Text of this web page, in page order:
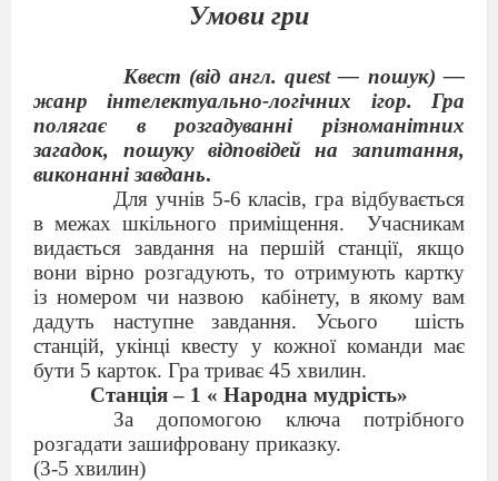
Умови гри
Квест (від англ. quest — пошук) —
жанр інтелектуально-логічних ігор. Гра
полягає в розгадуванні різноманітних
загадок, пошуку відповідей на запитання,
виконанні завдань.
Для учнів 5-6 класів, гра відбувається
в межах шкільного приміщення.
Учасникам
видається завдання на першій станції, якщо
вони вірно розгадують, то отримують картку
із номером чи назвою
кабінету, в якому вам
дадуть наступне завдання. Усього
шість
станцій, укінці квесту у кожної команди має
бути 5 карток. Гра триває 45 хвилин.
Станція – 1 « Народна мудрість»
За допомогою ключа потрібного
розгадати зашифровану приказку.
(3-5 хвилин)